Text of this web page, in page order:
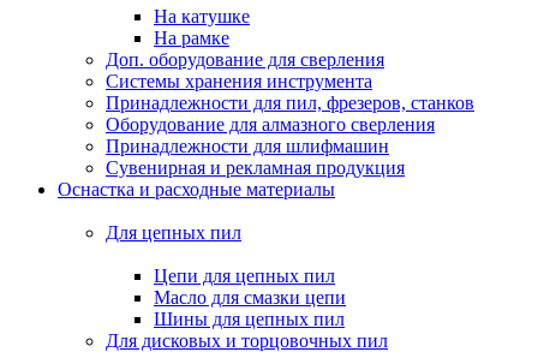
На катушке
На рамке
Доп. оборудование для сверления
Системы хранения инструмента
Принадлежности для пил, фрезеров, станков
Оборудование для алмазного сверления
Принадлежности для шлифмашин
Сувенирная и рекламная продукция
Оснастка и расходные материалы
Для цепных пил
Цепи для цепных пил
Масло для смазки цепи
Шины для цепных пил
Для дисковых и торцовочных пил